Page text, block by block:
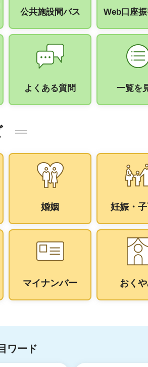
公共施設間バス Web口座
よくある質問 一覧を
婚姻 妊娠・
マイナンバー おく
ワード